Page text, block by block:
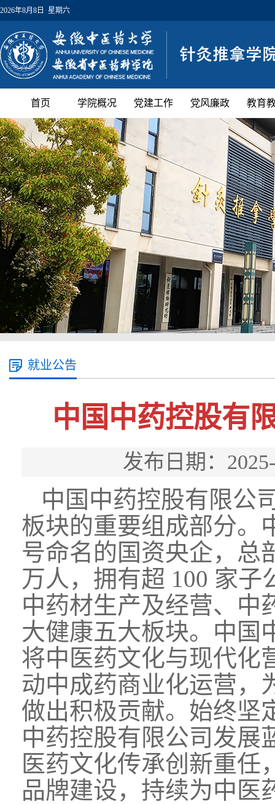
2026年8月8日 星期六
首页 学院概况 党建工作 党风廉政 教育
就业公告
中国中药控股有
发布日期：
中国中药控股有限公
板块的重要组成部分。
号命名的国资央企，总
万人，拥有超 100 家
中药材生产及经营、中
大健康五大板块。 中国
将中医药文化与现代化
动中成药商业化运营，
做出积极贡献。 始终坚
中药控股有限公司发展
医药文化传承创新重任
品牌建设，持续为中医